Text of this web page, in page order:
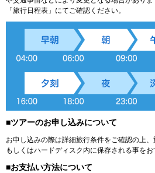
「旅行日程表」にてご確認ください。
■ツアーのお申し込みについて
お申し込みの際は詳細旅行条件をご確認の上
もしくはハードディスク内に保存される事をお
■お支払い方法について